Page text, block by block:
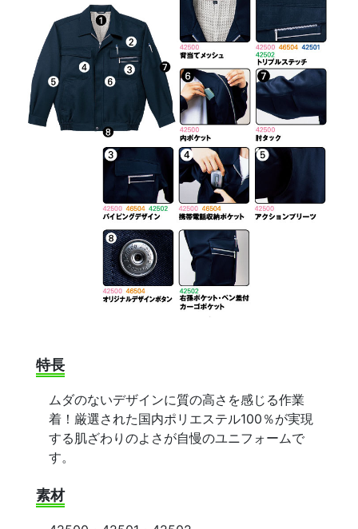
特長
ムダのないデザインに質の高さを感じる作業
着！厳選された国内ポリエステル100％が実現
する肌ざわりのよさが自慢のユニフォームで
す。
素材